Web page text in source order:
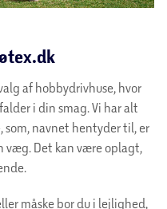
af hobbydrivhuse, hvor
i din smag. Vi har alt
navnet hentyder til, er
Det kan være oplagt,
måske bor du i lejlighed,